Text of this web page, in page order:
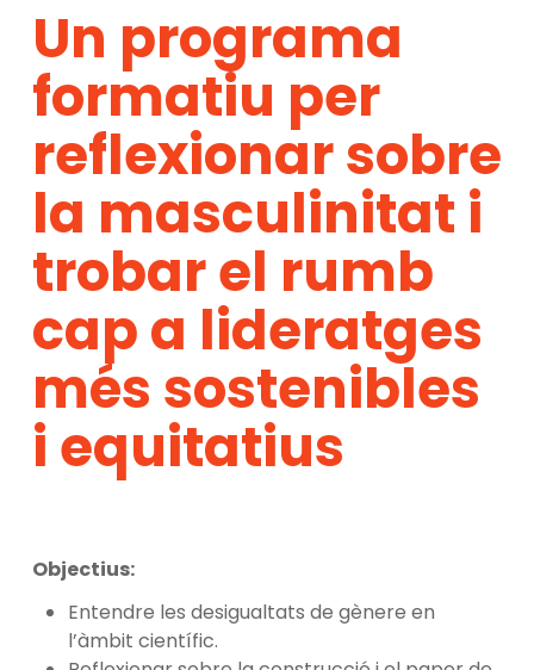
Un programa
formatiu per
reflexionar sobre
la masculinitat i
trobar el rumb
cap a lideratges
més sostenibles
i equitatius
Objectius:
Entendre les desigualtats de gènere en
l’àmbit científic.